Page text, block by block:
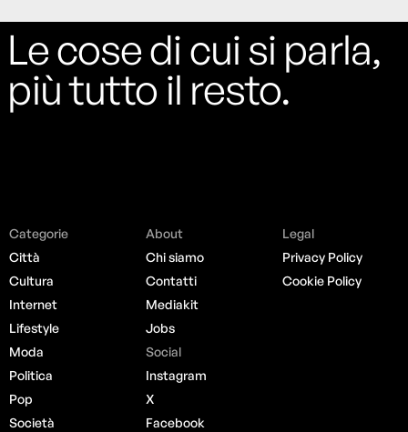
Le cose di cui si parla,
più tutto il resto.
Categorie
Città
Cultura
Internet
Lifestyle
Moda
Politica
Pop
Società
About
Chi siamo
Contatti
Mediakit
Jobs
Social
Instagram
X
Facebook
Legal
Privacy Policy
Cookie Policy